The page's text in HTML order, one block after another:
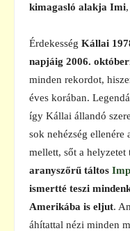
kimagasló alakja Imi
Érdekesség Kállai
napjáig 2006.
minden rekordot,
éves korában.
így Kállai állandó
sok nehézség
mellett, sőt a helyzetet
aranyszőrű táltos
ismertté teszi
Amerikába is eljut.
áhítattal nézi minden